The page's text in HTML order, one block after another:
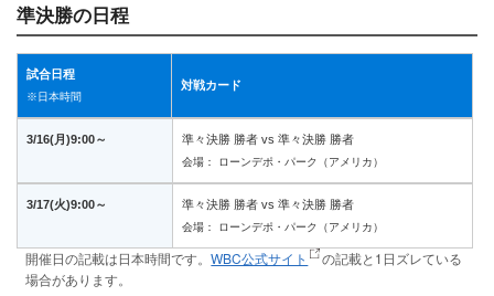
準決勝の日程
試合日程
※日本時間
対戦カード
3/16(月)9:00～ 準々決勝 勝者 vs 準々決勝 勝者
会場： ローンデポ・パーク（アメリカ）
3/17(火)9:00～ 準々決勝 勝者 vs 準々決勝 勝者
会場： ローンデポ・パーク（アメリカ）
開催日の記載は日本時間です。WBC公式サイト
の記載と1日ズレている
場合があります。